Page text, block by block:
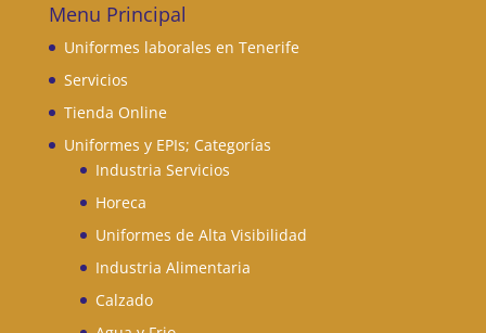
Menu Principal
Uniformes laborales en Tenerife
Servicios
Tienda Online
Uniformes y EPIs; Categorías
Industria Servicios
Horeca
Uniformes de Alta Visibilidad
Industria Alimentaria
Calzado